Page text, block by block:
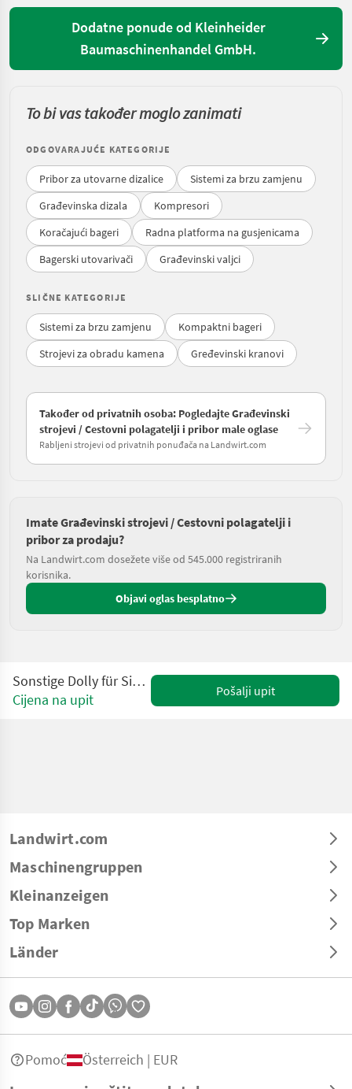
Dodatne ponude od Kleinheider
Baumaschinenhandel GmbH.
To bi vas također moglo zanimati
ODGOVARAJUĆE KATEGORIJE
Pribor za utovarne dizalice
Sistemi za brzu zamjenu
Građevinska dizala
Kompresori
Koračajući bageri
Radna platforma na gusjenicama
Bagerski utovarivači
Građevinski valjci
SLIČNE KATEGORIJE
Sistemi za brzu zamjenu
Kompaktni bageri
Strojevi za obradu kamena
Gređevinski kranovi
Također od privatnih osoba: Pogledajte Građevinski
strojevi / Cestovni polagatelji i pribor male oglase
Rabljeni strojevi od privatnih ponuđača na Landwirt.com
Imate Građevinski strojevi / Cestovni polagatelji i
pribor za prodaju?
Na Landwirt.com dosežete više od 545.000 registriranih
korisnika.
Objavi oglas besplatno
Sonstige Dolly für Sieb- und Brechanlagen
Cijena na upit
Pošalji upit
Landwirt.com
Maschinengruppen
Kleinanzeigen
Top Marken
Länder
Pomoć Österreich | EUR